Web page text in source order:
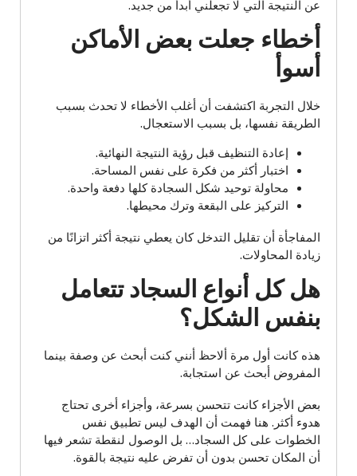
عن النتيجة التي لا تجعلني أبدأ من جديد.
أخطاء جعلت بعض الأماكن
أسوأ
خلال التجربة اكتشفت أن أغلب الأخطاء لا تحدث بسبب
الطريقة نفسها، بل بسبب الاستعجال.
إعادة التنظيف قبل رؤية النتيجة النهائية.
اختبار أكثر من فكرة على نفس المساحة.
محاولة توحيد شكل السجادة كلها دفعة واحدة.
التركيز على البقعة وترك محيطها.
المفاجأة أن تقليل التدخل كان يعطي نتيجة أكثر اتزانًا من
زيادة المحاولات.
هل كل أنواع السجاد تتعامل
بنفس الشكل؟
هذه كانت أول مرة ألاحظ أنني كنت أبحث عن وصفة بينما
المفروض أبحث عن استجابة.
بعض الأجزاء كانت تتحسن بسرعة، وأجزاء أخرى تحتاج
هدوء أكثر. هنا فهمت أن الهدف ليس تطبيق نفس
الخطوات على كل السجاد… بل الوصول لنقطة تشعر فيها
أن المكان تحسن بدون أن تفرض عليه نتيجة بالقوة.